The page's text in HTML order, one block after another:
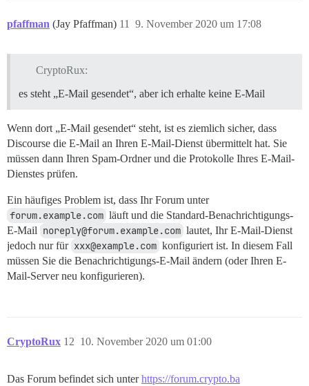
pfaffman (Jay Pfaffman) 9. November 2020 um 17:08
11
CryptoRux:
es steht „E-Mail gesendet“, aber ich erhalte keine E-Mail
Wenn dort „E-Mail gesendet“ steht, ist es ziemlich sicher, dass
Discourse die E-Mail an Ihren E-Mail-Dienst übermittelt hat. Sie
müssen dann Ihren Spam-Ordner und die Protokolle Ihres E-Mail-
Dienstes prüfen.
Ein häufiges Problem ist, dass Ihr Forum unter
forum.example.com läuft und die Standard-Benachrichtigungs-
E-Mail noreply@forum.example.com lautet, Ihr E-Mail-Dienst
jedoch nur für xxx@example.com konfiguriert ist. In diesem Fall
müssen Sie die Benachrichtigungs-E-Mail ändern (oder Ihren E-
Mail-Server neu konfigurieren).
CryptoRux 10. November 2020 um 01:00
12
Das Forum befindet sich unterhttps://forum.crypto.ba